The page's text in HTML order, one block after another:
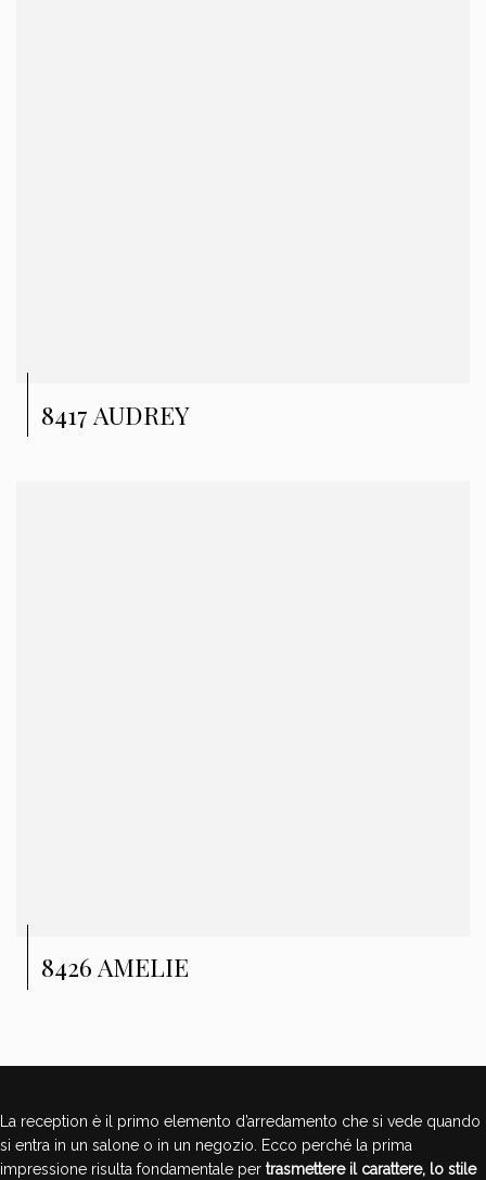
8417 AUDREY
8426 AMELIE
La reception è il primo elemento d’arredamento che si vede quando
si entra in un salone o in un negozio. Ecco perché la prima
impressione risulta fondamentale per trasmettere il carattere, lo stile